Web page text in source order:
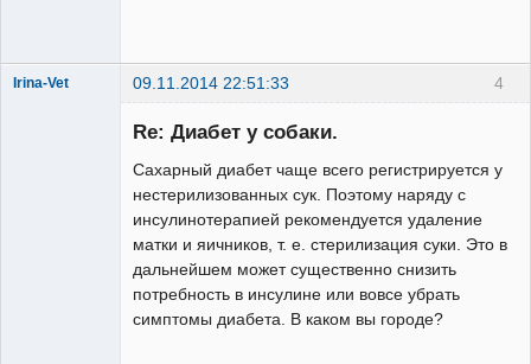
4
Irina-Vet 09.11.2014 22:51:33
Re: Диабет у собаки.
Сахарный диабет чаще всего регистрируется у
нестерилизованных сук. Поэтому наряду с
инсулинотерапией рекомендуется удаление
матки и яичников, т. е. стерилизация суки. Это в
дальнейшем может существенно снизить
потребность в инсулине или вовсе убрать
симптомы диабета. В каком вы городе?